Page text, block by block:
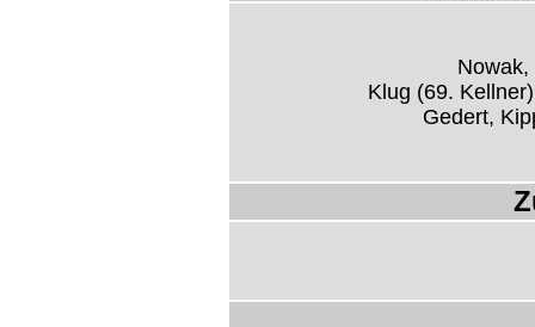
Klug (69.
Gedert,